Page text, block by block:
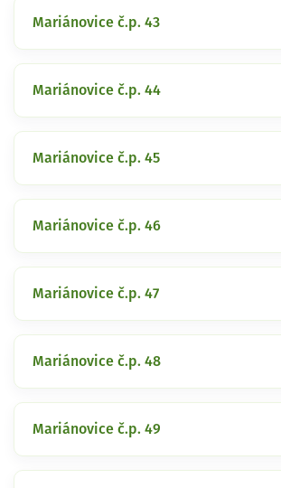
Mariánovice č.p. 43
Mariánovice č.p. 44
Mariánovice č.p. 45
Mariánovice č.p. 46
Mariánovice č.p. 47
Mariánovice č.p. 48
Mariánovice č.p. 49